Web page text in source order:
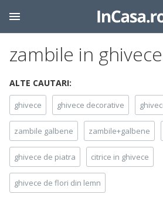
zambile in ghivece
ALTE CAUTARI:
ghivece ghivece decorative
zambile galbene zambile+galbene
ghivece de piatra citrice in ghivece
ghivece de flori din lemn